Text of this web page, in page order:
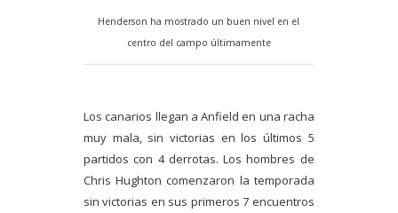
Henderson ha mostrado un buen nivel en el
centro del campo últimamente
Los canarios llegan a Anfield en una racha
muy mala, sin victorias en los últimos 5
partidos con 4 derrotas. Los hombres de
Chris Hughton comenzaron la temporada
sin victorias en sus primeros 7 encuentros